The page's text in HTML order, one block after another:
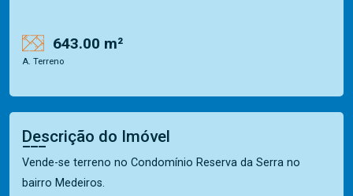
643.00 m²
A. Terreno
Descrição do Imóvel
Vende-se terreno no Condomínio Reserva da Serra no
bairro Medeiros.